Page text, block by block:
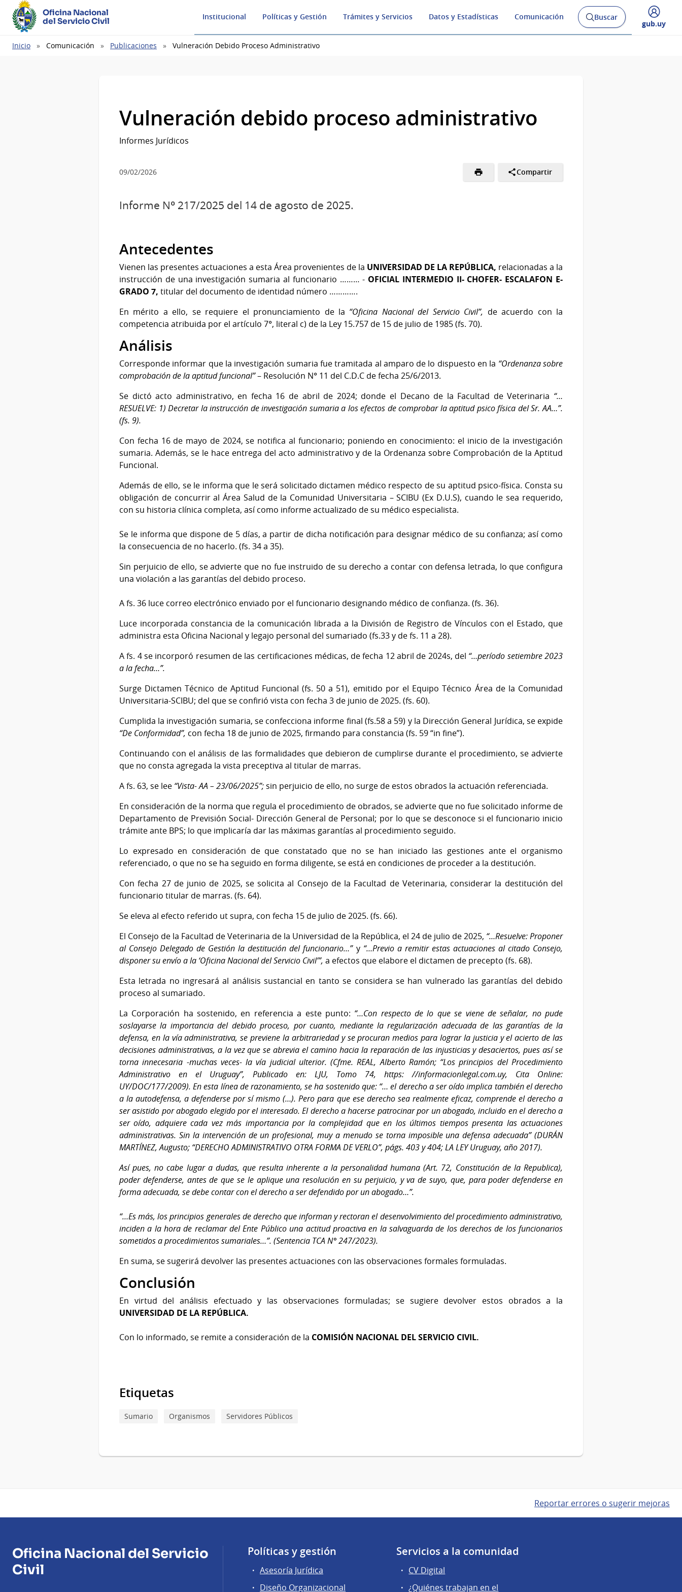
Oficina Nacional
del Servicio Civil
Institucional Políticas y Gestión Trámites y Servicios Datos y Estadísticas Comunicación
Abrir
buscador
Buscar
Desplegar
gub.uy
Ruta
Inicio Comunicación Publicaciones Vulneración Debido Proceso Administrativo
Vulneración debido proceso administrativo
Informes Jurídicos
09/02/2026 Compartir
Informe Nº 217/2025 del 14 de agosto de 2025.
Antecedentes
Vienen las presentes actuaciones a esta Área provenientes de la UNIVERSIDAD DE LA REPÚBLICA, relacionadas a la
instrucción de una investigación sumaria al funcionario ……… - OFICIAL INTERMEDIO II- CHOFER- ESCALAFON E-
GRADO 7, titular del documento de identidad número ………….
En mérito a ello, se requiere el pronunciamiento de la “Oficina Nacional del Servicio Civil”, de acuerdo con la
competencia atribuida por el artículo 7°, literal c) de la Ley 15.757 de 15 de julio de 1985 (fs. 70).
Análisis
Corresponde informar que la investigación sumaria fue tramitada al amparo de lo dispuesto en la “Ordenanza sobre
comprobación de la aptitud funcional”– Resolución N° 11 del C.D.C de fecha 25/6/2013.
Se dictó acto administrativo, en fecha 16 de abril de 2024; donde el Decano de la Facultad de Veterinaria “…
RESUELVE: 1) Decretar la instrucción de investigación sumaria a los efectos de comprobar la aptitud psico física del Sr. AA…”.
(fs. 9).
Con fecha 16 de mayo de 2024, se notifica al funcionario; poniendo en conocimiento: el inicio de la investigación
sumaria. Además, se le hace entrega del acto administrativo y de la Ordenanza sobre Comprobación de la Aptitud
Funcional.
Además de ello, se le informa que le será solicitado dictamen médico respecto de su aptitud psico-física. Consta su
obligación de concurrir al Área Salud de la Comunidad Universitaria – SCIBU (Ex D.U.S), cuando le sea requerido,
con su historia clínica completa, así como informe actualizado de su médico especialista.
Se le informa que dispone de 5 días, a partir de dicha notificación para designar médico de su confianza; así como
la consecuencia de no hacerlo. (fs. 34 a 35).
Sin perjuicio de ello, se advierte que no fue instruido de su derecho a contar con defensa letrada, lo que configura
una violación a las garantías del debido proceso.
A fs. 36 luce correo electrónico enviado por el funcionario designando médico de confianza. (fs. 36).
Luce incorporada constancia de la comunicación librada a la División de Registro de Vínculos con el Estado, que
administra esta Oficina Nacional y legajo personal del sumariado (fs.33 y de fs. 11 a 28).
A fs. 4 se incorporó resumen de las certificaciones médicas, de fecha 12 abril de 2024s, del “…período setiembre 2023
a la fecha…”.
Surge Dictamen Técnico de Aptitud Funcional (fs. 50 a 51), emitido por el Equipo Técnico Área de la Comunidad
Universitaria-SCIBU; del que se confirió vista con fecha 3 de junio de 2025. (fs. 60).
Cumplida la investigación sumaria, se confecciona informe final (fs.58 a 59) y la Dirección General Jurídica, se expide
“De Conformidad”, con fecha 18 de junio de 2025, firmando para constancia (fs. 59 “in fine”).
Continuando con el análisis de las formalidades que debieron de cumplirse durante el procedimiento, se advierte
que no consta agregada la vista preceptiva al titular de marras.
A fs. 63, se lee “Vista- AA – 23/06/2025”;sin perjuicio de ello, no surge de estos obrados la actuación referenciada.
En consideración de la norma que regula el procedimiento de obrados, se advierte que no fue solicitado informe de
Departamento de Previsión Social- Dirección General de Personal; por lo que se desconoce si el funcionario inicio
trámite ante BPS; lo que implicaría dar las máximas garantías al procedimiento seguido.
Lo expresado en consideración de que constatado que no se han iniciado las gestiones ante el organismo
referenciado, o que no se ha seguido en forma diligente, se está en condiciones de proceder a la destitución.
Con fecha 27 de junio de 2025, se solicita al Consejo de la Facultad de Veterinaria, considerar la destitución del
funcionario titular de marras. (fs. 64).
Se eleva al efecto referido ut supra, con fecha 15 de julio de 2025. (fs. 66).
El Consejo de la Facultad de Veterinaria de la Universidad de la República, el 24 de julio de 2025, “…Resuelve: Proponer
al Consejo Delegado de Gestión la destitución del funcionario…”y“…Previo a remitir estas actuaciones al citado Consejo,
disponer su envío a la ‘Oficina Nacional del Servicio Civil’”, a efectos que elabore el dictamen de precepto (fs. 68).
Esta letrada no ingresará al análisis sustancial en tanto se considera se han vulnerado las garantías del debido
proceso al sumariado.
La Corporación ha sostenido, en referencia a este punto: “…Con respecto de lo que se viene de señalar, no pude
soslayarse la importancia del debido proceso, por cuanto, mediante la regularización adecuada de las garantías de la
defensa, en la vía administrativa, se previene la arbitrariedad y se procuran medios para lograr la justicia y el acierto de las
decisiones administrativas, a la vez que se abrevia el camino hacia la reparación de las injusticias y desaciertos, pues así se
torna innecesaria -muchas veces- la vía judicial ulterior. (Cfme. REAL, Alberto Ramón; “Los principios del Procedimiento
Administrativo en el Uruguay”, Publicado en: LJU, Tomo 74, https: //informacionlegal.com.uy, Cita Online:
UY/DOC/177/2009). En esta línea de razonamiento, se ha sostenido que: “… el derecho a ser oído implica también el derecho
a la autodefensa, a defenderse por sí mismo (…). Pero para que ese derecho sea realmente eficaz, comprende el derecho a
ser asistido por abogado elegido por el interesado. El derecho a hacerse patrocinar por un abogado, incluido en el derecho a
ser oído, adquiere cada vez más importancia por la complejidad que en los últimos tiempos presenta las actuaciones
administrativas. Sin la intervención de un profesional, muy a menudo se torna imposible una defensa adecuada” (DURÁN
MARTÍNEZ, Augusto; “DERECHO ADMINISTRATIVO OTRA FORMA DE VERLO”, págs. 403 y 404; LA LEY Uruguay, año 2017).
Así pues, no cabe lugar a dudas, que resulta inherente a la personalidad humana (Art. 72, Constitución de la Republica),
poder defenderse, antes de que se le aplique una resolución en su perjuicio, y va de suyo, que, para poder defenderse en
forma adecuada, se debe contar con el derecho a ser defendido por un abogado…”.
“…Es más, los principios generales de derecho que informan y rectoran el desenvolvimiento del procedimiento administrativo,
inciden a la hora de reclamar del Ente Público una actitud proactiva en la salvaguarda de los derechos de los funcionarios
sometidos a procedimientos sumariales…”. (Sentencia TCA N° 247/2023).
En suma, se sugerirá devolver las presentes actuaciones con las observaciones formales formuladas.
Conclusión
En virtud del análisis efectuado y las observaciones formuladas; se sugiere devolver estos obrados a la
UNIVERSIDAD DE LA REPÚBLICA.
Con lo informado, se remite a consideración de la COMISIÓN NACIONAL DEL SERVICIO CIVIL.
Etiquetas
Sumario Organismos Servidores Públicos
Reportar errores o sugerir mejoras
Oficina Nacional del Servicio
Civil
Políticas y gestión
Asesoría Jurídica
Diseño Organizacional
Servicios a la comunidad
CV Digital
¿Quiénes trabajan en el